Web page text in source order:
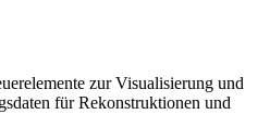
zur Visualisierung und
für Rekonstruktionen und